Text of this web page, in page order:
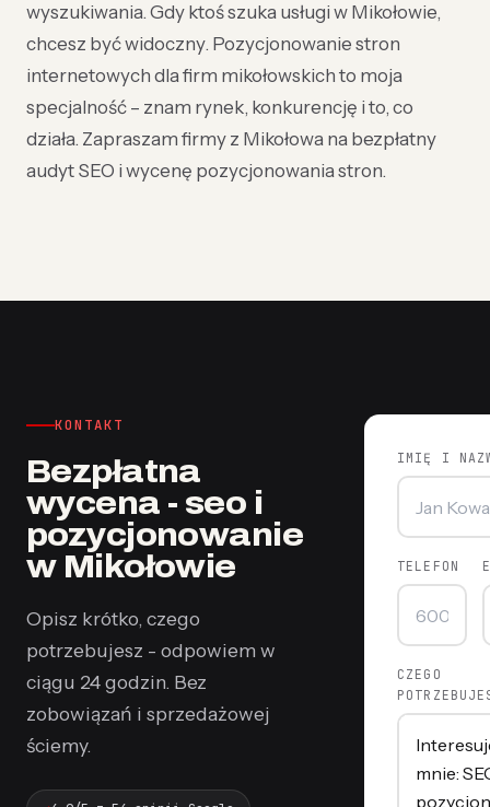
wyszukiwania. Gdy ktoś szuka usługi w Mikołowie,
chcesz być widoczny. Pozycjonowanie stron
internetowych dla firm mikołowskich to moja
specjalność – znam rynek, konkurencję i to, co
działa. Zapraszam firmy z Mikołowa na bezpłatny
audyt SEO i wycenę pozycjonowania stron.
KONTAKT
Bezpłatna
wycena - seo i
pozycjonowanie
w Mikołowie
Opisz krótko, czego
potrzebujesz - odpowiem w
ciągu 24 godzin. Bez
zobowiązań i sprzedażowej
ściemy.
IMIĘ I
TELEFON
CZEGO